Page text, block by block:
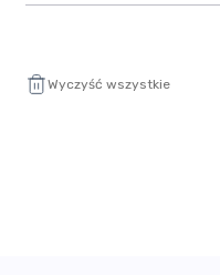
Wyczyść wszystkie